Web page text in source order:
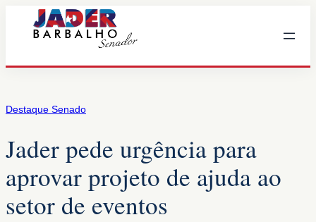
Destaque Senado
Jader pede urgência para
aprovar projeto de ajuda ao
setor de eventos